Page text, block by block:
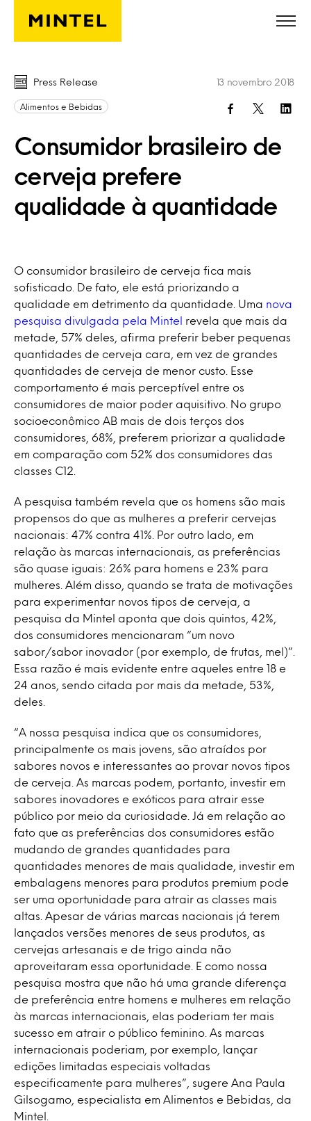
Skip to main content
Press Release
Alimentos e Bebidas
Consumidor brasileiro de
cerveja prefere
qualidade à quantidade
13 novembro 2018
O consumidor brasileiro de cerveja fica mais
sofisticado. De fato, ele está priorizando a
qualidade em detrimento da quantidade. Uma nova
pesquisa divulgada pela Mintel
revela que mais da
metade, 57% deles, afirma preferir beber pequenas
quantidades de cerveja cara, em vez de grandes
quantidades de cerveja de menor custo. Esse
comportamento é mais perceptível entre os
consumidores de maior poder aquisitivo. No grupo
socioeconômico AB mais de dois terços dos
consumidores, 68%, preferem priorizar a qualidade
em comparação com 52% dos consumidores das
classes C12.
A pesquisa também revela que os homens são mais
propensos do que as mulheres a preferir cervejas
nacionais: 47% contra 41%. Por outro lado, em
relação às marcas internacionais, as preferências
são quase iguais: 26% para homens e 23% para
mulheres. Além disso, quando se trata de motivações
para experimentar novos tipos de cerveja, a
pesquisa da Mintel aponta que dois quintos, 42%,
dos consumidores mencionaram “um novo
sabor/sabor inovador (por exemplo, de frutas, mel)”.
Essa razão é mais evidente entre aqueles entre 18 e
24 anos, sendo citada por mais da metade, 53%,
deles.
“A nossa pesquisa indica que os consumidores,
principalmente os mais jovens, são atraídos por
sabores novos e interessantes ao provar novos tipos
de cerveja. As marcas podem, portanto, investir em
sabores inovadores e exóticos para atrair esse
público por meio da curiosidade. Já em relação ao
fato que as preferências dos consumidores estão
mudando de grandes quantidades para
quantidades menores de mais qualidade, investir em
embalagens menores para produtos premium pode
ser uma oportunidade para atrair as classes mais
altas. Apesar de várias marcas nacionais já terem
lançados versões menores de seus produtos, as
cervejas artesanais e de trigo ainda não
aproveitaram essa oportunidade. E como nossa
pesquisa mostra que não há uma grande diferença
de preferência entre homens e mulheres em relação
às marcas internacionais, elas poderiam ter mais
sucesso em atrair o público feminino. As marcas
internacionais poderiam, por exemplo, lançar
edições limitadas especiais voltadas
especificamente para mulheres”, sugere Ana Paula
Gilsogamo, especialista em Alimentos e Bebidas, da
Mintel.